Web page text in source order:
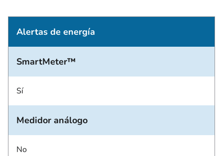
Alertas de energía
SmartMeter™
Sí
Medidor análogo
No